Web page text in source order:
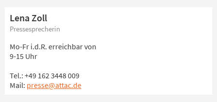
Lena Zoll
Pressesprecherin
Mo-Fr i.d.R. erreichbar von
9-15 Uhr
Tel.: +49 162 3448 009
Mail: presse@attac.de